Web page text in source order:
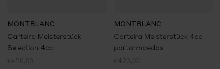
MONTBLANC
Carteira Meisterstück
Selection 4cc
€420,00
MONTBLANC
Carteira Meisterstück 4cc
porta-moedas
€420,00